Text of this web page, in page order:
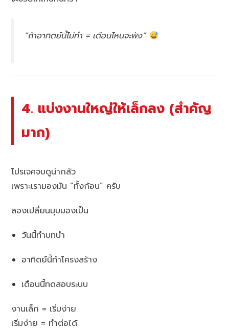
“ถ้าอาทิตย์นี้ไม่ทำ = เดือนไหนจะพัง”
4. แบ่งงานใหญ่ให้เล็กลง (สำคัญ
มาก)
โปรเจคจบดูน่ากลัว
เพราะเรามองมัน “ทั้งก้อน” ครับ
ลองเปลี่ยนมุมมองเป็น
วันนี้ทำบทนำ
อาทิตย์นี้ทำโครงสร้าง
เดือนนี้ทดสอบระบบ
งานเล็ก = เริ่มง่าย
เริ่มง่าย = ทำต่อได้